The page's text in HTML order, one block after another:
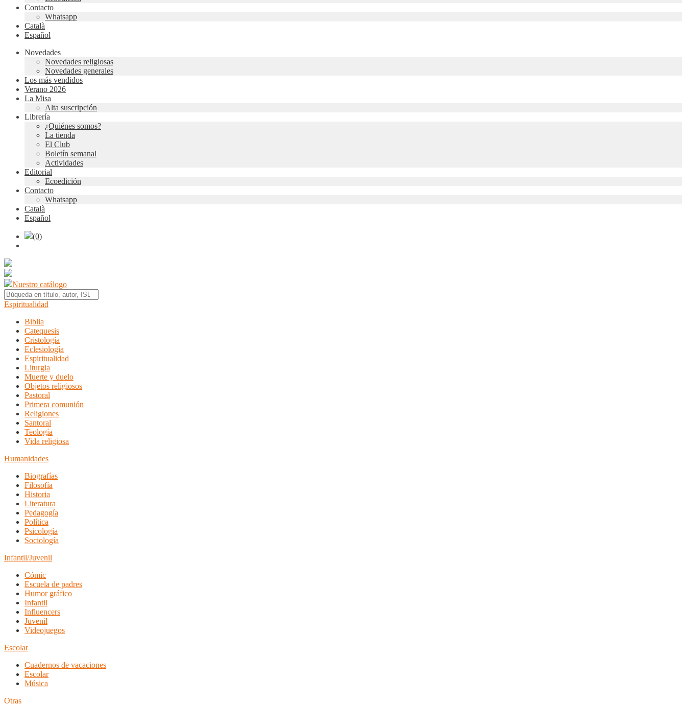
Contacto
Whatsapp
Català
Español
Novedades
Novedades religiosas
Novedades generales
Los más vendidos
Verano 2026
La Misa
Alta suscripción
Librería
¿Quiénes somos?
La tienda
El Club
Boletín semanal
Actividades
Editorial
Ecoedición
Contacto
Whatsapp
Català
Español
(0)
Nuestro catálogo
Espiritualidad
Biblia
Catequesis
Cristología
Eclesiología
Espiritualidad
Liturgia
Muerte y duelo
Objetos religiosos
Pastoral
Primera comunión
Religiones
Santoral
Teología
Vida religiosa
Humanidades
Biografías
Filosofía
Historia
Literatura
Pedagogía
Política
Psicología
Sociología
Infantil/Juvenil
Cómic
Escuela de padres
Humor gráfico
Infantil
Influencers
Juvenil
Videojuegos
Escolar
Cuadernos de vacaciones
Escolar
Música
Otras